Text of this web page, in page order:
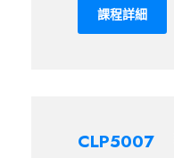
課程詳細
CLP5007